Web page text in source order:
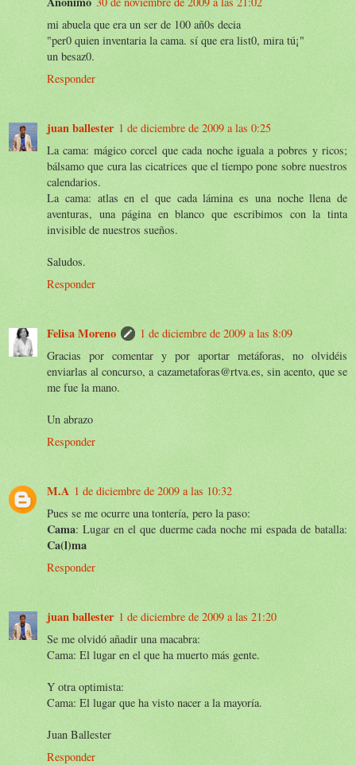
mi abuela que era un ser de 100 añ0s decia
"per0 quien inventaria la cama. sí que era list0, mira tú¡"
un besaz0.
Responder
juan ballester 1 de diciembre de 2009 a las 0:25
La cama: mágico corcel que cada noche iguala a pobres y ricos;
bálsamo que cura las cicatrices que el tiempo pone sobre nuestros
calendarios.
La cama: atlas en el que cada lámina es una noche llena de
aventuras, una página en blanco que escribimos con la tinta
invisible de nuestros sueños.
Saludos.
Responder
Felisa Moreno
1 de diciembre de 2009 a las 8:09
Gracias por comentar y por aportar metáforas, no olvidéis
enviarlas al concurso, a cazametaforas@rtva.es, sin acento, que se
me fue la mano.
Un abrazo
Responder
M.A 1 de diciembre de 2009 a las 10:32
Pues se me ocurre una tontería, pero la paso:
Cama: Lugar en el que duerme cada noche mi espada de batalla:
Ca(l)ma
Responder
juan ballester 1 de diciembre de 2009 a las 21:20
Se me olvidó añadir una macabra:
Cama: El lugar en el que ha muerto más gente.
Y otra optimista:
Cama: El lugar que ha visto nacer a la mayoría.
Juan Ballester
Responder